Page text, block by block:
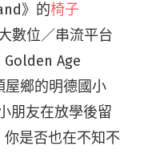
》的椅子
數位／串流平台
Golden Age
屋鄉的明德國小
朋友在放學後留
是否也在不知不